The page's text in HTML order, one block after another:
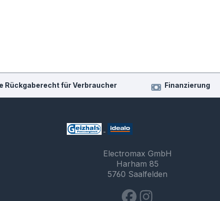
Rückgaberecht für Verbraucher Finanzierung
Electromax GmbH
Harham 85
5760 Saalfelden